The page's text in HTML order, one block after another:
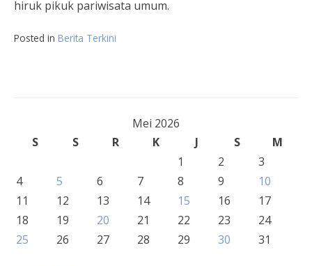
hiruk pikuk pariwisata umum.
Posted in Berita Terkini
Mei 2026
S
S R K J S
M
1
2
3
4
5 6 7 8 9
10
11
12 13 14 15 16
17
18
19 20 21 22 23
24
25
26 27 28 29 30 31